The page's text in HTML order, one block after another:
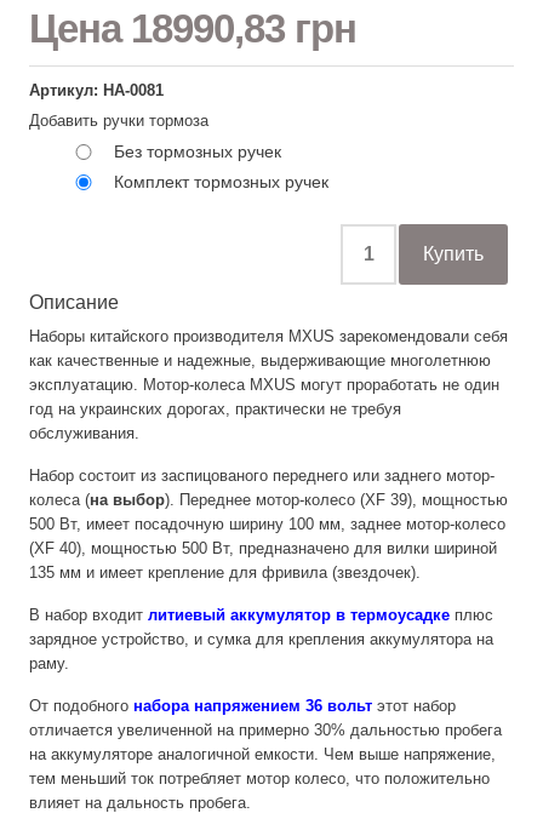
Цена 18990,83 грн
Артикул: НА-0081
Добавить ручки тормоза
Без тормозных ручек
Комплект тормозных ручек
Описание
Наборы китайского производителя MXUS зарекомендовали себя
как качественные и надежные, выдерживающие многолетнюю
эксплуатацию. Мотор-колеса MXUS могут проработать не один
год на украинских дорогах, практически не требуя
обслуживания.
Набор состоит из заспицованого переднего или заднего мотор-
колеса (на выбор). Переднее мотор-колесо (XF 39), мощностью
500 Вт, имеет посадочную ширину 100 мм, заднее мотор-колесо
(XF 40), мощностью 500 Вт, предназначено для вилки шириной
135 мм и имеет крепление для фривила (звездочек).
В набор входит литиевый аккумулятор в термоусадке плюс
зарядное устройство, и сумка для крепления аккумулятора на
раму.
От подобного набора напряжением 36 вольт этот набор
отличается увеличенной на примерно 30% дальностью пробега
на аккумуляторе аналогичной емкости. Чем выше напряжение,
тем меньший ток потребляет мотор колесо, что положительно
влияет на дальность пробега.